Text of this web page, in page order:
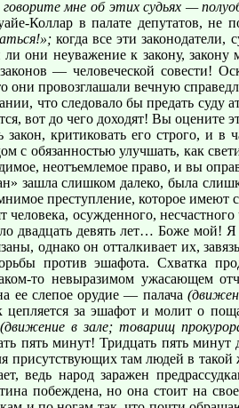
мне об этих судьях —
Коллар в палате депутатов, не
когда все эти
они неуважение к закону,
— человеческой совести!
провозглашали вечную
что следовало бы предать суду
вот до чего доходят! Вы оцените
критиковать его строго, и
с обязанностью улучшать, как
неотъемлемое право, и вы
зашла слишком далеко, была
преступление, которое имеют
осужденного,
двадцать девять лет… Боже
однако он отталкивает их,
против эшафота. Схватка
то невыразимом ужасающем
ее слепое орудие — палача
за эшафот и молит о
(движение в зале; товарищ
пять минут! Тридцать пять
там людей в такой
ведь народ заражен
побеждена, но она стоит на